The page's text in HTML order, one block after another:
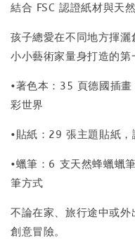
結合 FSC 認證紙材與天
孩子總愛在不同地方揮
小小藝術家量身打造的第
•著色本：35 頁德國插
彩世界
•貼紙：29 張主題貼紙
•蠟筆：6 支天然蜂蠟蠟
筆方式
不論在家、旅行途中或
創意冒險。